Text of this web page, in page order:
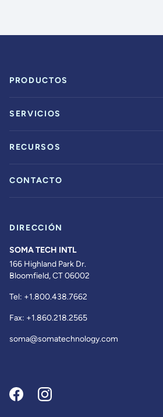
PRODUCTOS
SERVICIOS
RECURSOS
CONTACTO
DIRECCIÓN
SOMA TECH INTL
166 Highland Park Dr.
Bloomfield, CT 06002
Tel: +1.800.438.7662
Fax: +1.860.218.2565
soma@somatechnology.com